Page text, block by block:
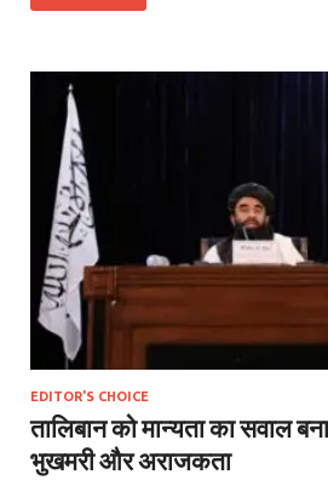
EDITOR'S CHOICE
तालिबान को मान्यता का सवाल
भुखमरी और अराजकता